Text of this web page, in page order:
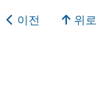
이전 위로